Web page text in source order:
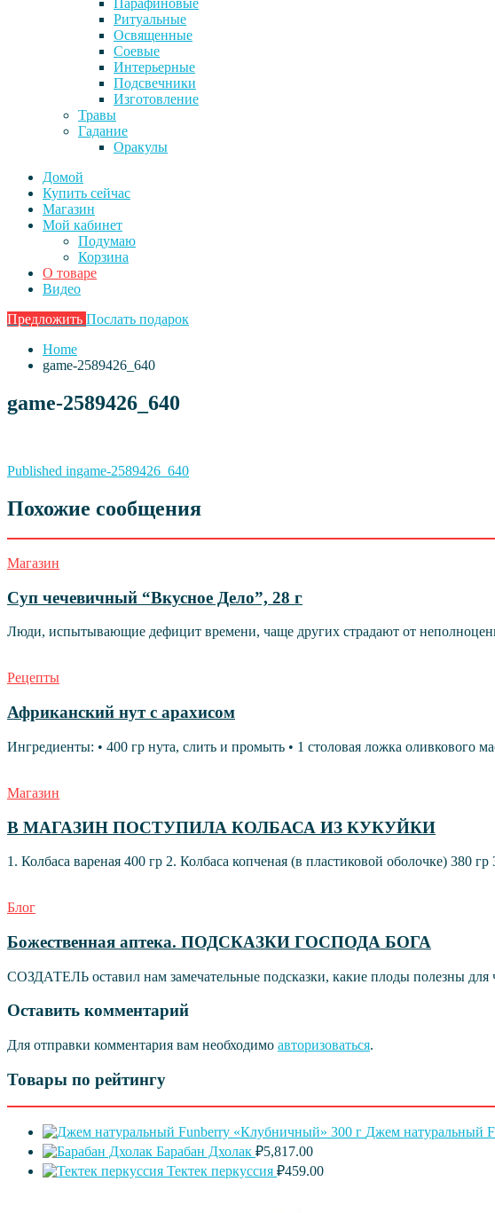
Ритуальные
Освященные
Соевые
Интерьерные
Подсвечники
Изготовление
Травы
Гадание
Оракулы
Домой
Купить сейчас
Магазин
Мой кабинет
Подумаю
Корзина
О товаре
Видео
Предложить Послать подарок
Home
game-2589426_640
game-2589426_640
Навигация
по
записям
Published ingame-2589426_640
Похожие сообщения
Магазин
Суп чечевичный “Вкусное Дело”, 28 г
Люди, испытывающие дефицит времени, чаще других страдают от
Рецепты
Африканский нут с арахисом
Ингредиенты: • 400 гр нута, слить и промыть • 1 столовая ложка оливкового
Магазин
В МАГАЗИН ПОСТУПИЛА КОЛБАСА ИЗ КУКУЙКИ
1. Колбаса вареная 400 гр 2. Колбаса копченая (в пластиковой оболочке) 380
Блог
Божественная аптека. ПОДСКАЗКИ ГОСПОДА БОГА
СОЗДАТЕЛЬ оставил нам замечательные подсказки, какие плоды полезны
Оставить комментарий
Для отправки комментария вам необходимо авторизоваться.
Товары по рейтингу
Джем натуральный
Барабан Дхолак ₽5,817.00
Тектек перкуссия ₽459.00